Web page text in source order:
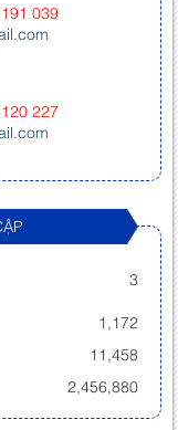
039
227
3
1,172
11,458
2,456,880